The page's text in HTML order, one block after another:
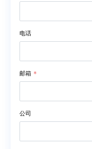
电话
邮箱 *
公司